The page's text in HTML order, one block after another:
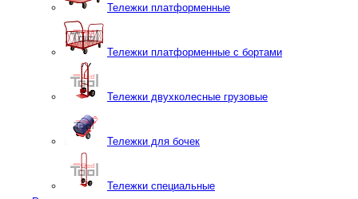
Тележки платформенные
Тележки платформенные с бортами
Тележки двухколесные грузовые
Тележки для бочек
Тележки специальные